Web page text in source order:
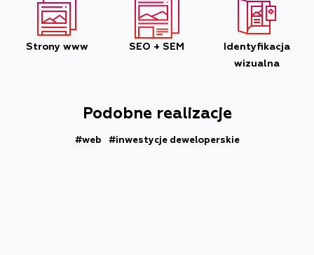
Strony www SEO + SEM
Identyfikacja
wizualna
Podobne realizacje
#web #inwestycje deweloperskie